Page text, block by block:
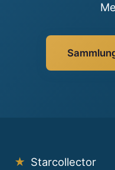
★ Starcollector